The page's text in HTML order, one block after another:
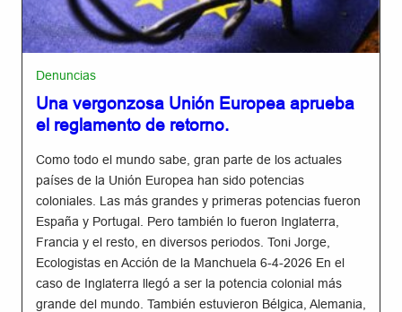
Denuncias
Una vergonzosa Unión Europea aprueba
el reglamento de retorno.
Como todo el mundo sabe, gran parte de los actuales
países de la Unión Europea han sido potencias
coloniales. Las más grandes y primeras potencias fueron
España y Portugal. Pero también lo fueron Inglaterra,
Francia y el resto, en diversos periodos. Toni Jorge,
Ecologistas en Acción de la Manchuela 6-4-2026 En el
caso de Inglaterra llegó a ser la potencia colonial más
grande del mundo. También estuvieron Bélgica, Alemania,